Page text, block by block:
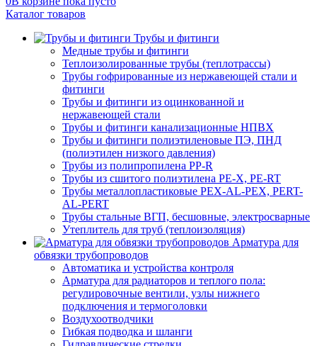
Каталог товаров
Трубы и фитинги
Медные трубы и фитинги
Теплоизолированные трубы (теплотрассы)
Трубы гофрированные из нержавеющей стали и
фитинги
Трубы и фитинги из оцинкованной и
нержавеющей стали
Трубы и фитинги канализационные НПВХ
Трубы и фитинги полиэтиленовые ПЭ, ПНД
(полиэтилен низкого давления)
Трубы из полипропилена PP-R
Трубы из сшитого полиэтилена PE-X, PE-RT
Трубы металлопластиковые PEX-AL-PEX, PERT-
AL-PERT
Трубы стальные ВГП, бесшовные, электросварные
Утеплитель для труб (теплоизоляция)
Арматура для
обвязки трубопроводов
Автоматика и устройства контроля
Арматура для радиаторов и теплого пола:
регулировочные вентили, узлы нижнего
подключения и термоголовки
Воздухоотводчики
Гибкая подводка и шланги